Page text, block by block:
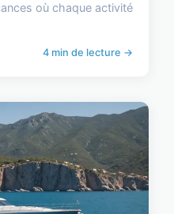
où chaque activité
4 min de lecture →